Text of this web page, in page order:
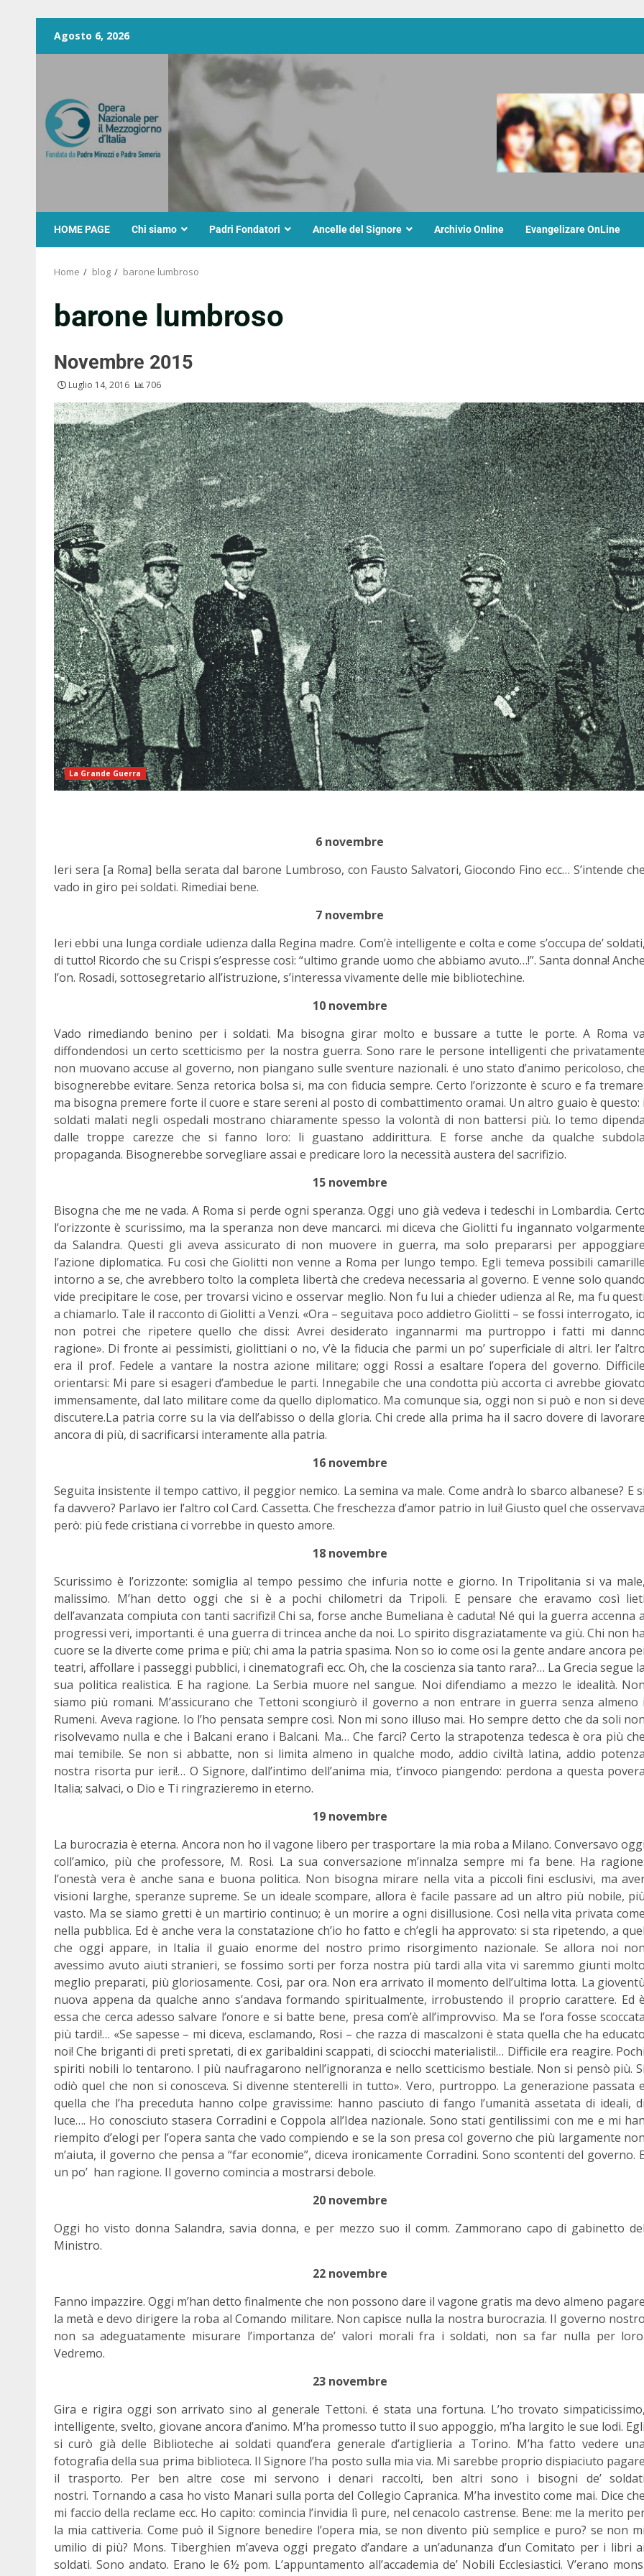
Agosto 6, 2026
HOME PAGE Chi siamo Padri Fondatori Ancelle del Signore Archivio Online Evangelizare OnLine
Home blog barone lumbroso
barone lumbroso
Novembre 2015
Luglio 14, 2016 706
La Grande Guerra
6 novembre
Ieri sera [a Roma] bella serata dal barone Lumbroso, con Fausto Salvatori, Giocondo Fino ecc… S’intende che
vado in giro pei soldati. Rimediai bene.
7 novembre
Ieri ebbi una lunga cordiale udienza dalla Regina madre. Com’è intelligente e colta e come s’occupa de’ soldati,
di tutto! Ricordo che su Crispi s’espresse così: “ultimo grande uomo che abbiamo avuto…!”. Santa donna! Anche
l’on. Rosadi, sottosegretario all’istruzione, s’interessa vivamente delle mie bibliotechine.
10 novembre
Vado rimediando benino per i soldati. Ma bisogna girar molto e bussare a tutte le porte. A Roma va
diffondendosi un certo scetticismo per la nostra guerra. Sono rare le persone intelligenti che privatamente
non muovano accuse al governo, non piangano sulle sventure nazionali. é uno stato d’animo pericoloso, che
bisognerebbe evitare. Senza retorica bolsa si, ma con fiducia sempre. Certo l’orizzonte è scuro e fa tremare:
ma bisogna premere forte il cuore e stare sereni al posto di combattimento oramai. Un altro guaio è questo: i
soldati malati negli ospedali mostrano chiaramente spesso la volontà di non battersi più. Io temo dipenda
dalle troppe carezze che si fanno loro: li guastano addirittura. E forse anche da qualche subdola
propaganda. Bisognerebbe sorvegliare assai e predicare loro la necessità austera del sacrifizio.
15 novembre
Bisogna che me ne vada. A Roma si perde ogni speranza. Oggi uno già vedeva i tedeschi in Lombardia. Certo
l’orizzonte è scurissimo, ma la speranza non deve mancarci. mi diceva che Giolitti fu ingannato volgarmente
da Salandra. Questi gli aveva assicurato di non muovere in guerra, ma solo prepararsi per appoggiare
l’azione diplomatica. Fu così che Giolitti non venne a Roma per lungo tempo. Egli temeva possibili camarille
intorno a se, che avrebbero tolto la completa libertà che credeva necessaria al governo. E venne solo quando
vide precipitare le cose, per trovarsi vicino e osservar meglio. Non fu lui a chieder udienza al Re, ma fu questi
a chiamarlo. Tale il racconto di Giolitti a Venzi. «Ora – seguitava poco addietro Giolitti – se fossi interrogato, io
non potrei che ripetere quello che dissi: Avrei desiderato ingannarmi ma purtroppo i fatti mi danno
ragione». Di fronte ai pessimisti, giolittiani o no, v’è la fiducia che parmi un po’ superficiale di altri. Ier l’altro
era il prof. Fedele a vantare la nostra azione militare; oggi Rossi a esaltare l’opera del governo. Difficile
orientarsi: Mi pare si esageri d’ambedue le parti. Innegabile che una condotta più accorta ci avrebbe giovato
immensamente, dal lato militare come da quello diplomatico. Ma comunque sia, oggi non si può e non si deve
discutere.La patria corre su la via dell’abisso o della gloria. Chi crede alla prima ha il sacro dovere di lavorare
ancora di più, di sacrificarsi interamente alla patria.
16 novembre
Seguita insistente il tempo cattivo, il peggior nemico. La semina va male. Come andrà lo sbarco albanese? E si
fa davvero? Parlavo ier l’altro col Card. Cassetta. Che freschezza d’amor patrio in lui! Giusto quel che osservava
però: più fede cristiana ci vorrebbe in questo amore.
18 novembre
Scurissimo è l’orizzonte: somiglia al tempo pessimo che infuria notte e giorno. In Tripolitania si va male,
malissimo. M’han detto oggi che si è a pochi chilometri da Tripoli. E pensare che eravamo così lieti
dell’avanzata compiuta con tanti sacrifizi! Chi sa, forse anche Bumeliana è caduta! Né qui la guerra accenna a
progressi veri, importanti. é una guerra di trincea anche da noi. Lo spirito disgraziatamente va giù. Chi non ha
cuore se la diverte come prima e più; chi ama la patria spasima. Non so io come osi la gente andare ancora pei
teatri, affollare i passeggi pubblici, i cinematografi ecc. Oh, che la coscienza sia tanto rara?… La Grecia segue la
sua politica realistica. E ha ragione. La Serbia muore nel sangue. Noi difendiamo a mezzo le idealità. Non
siamo più romani. M’assicurano che Tettoni scongiurò il governo a non entrare in guerra senza almeno i
Rumeni. Aveva ragione. Io l’ho pensata sempre così. Non mi sono illuso mai. Ho sempre detto che da soli non
risolvevamo nulla e che i Balcani erano i Balcani. Ma… Che farci? Certo la strapotenza tedesca è ora più che
mai temibile. Se non si abbatte, non si limita almeno in qualche modo, addio civiltà latina, addio potenza
nostra risorta pur ieri!… O Signore, dall’intimo dell’anima mia, t’invoco piangendo: perdona a questa povera
Italia; salvaci, o Dio e Ti ringrazieremo in eterno.
19 novembre
La burocrazia è eterna. Ancora non ho il vagone libero per trasportare la mia roba a Milano. Conversavo oggi
coll’amico, più che professore, M. Rosi. La sua conversazione m’innalza sempre mi fa bene. Ha ragione:
l’onestà vera è anche sana e buona politica. Non bisogna mirare nella vita a piccoli fini esclusivi, ma
visioni larghe, speranze supreme. Se un ideale scompare, allora è facile passare ad un altro più nobile, più
vasto. Ma se siamo gretti è un martirio continuo; è un morire a ogni disillusione. Così nella vita privata come
nella pubblica. Ed è anche vera la constatazione ch’io ho fatto e ch’egli ha approvato: si sta ripetendo, a quel
che oggi appare, in Italia il guaio enorme del nostro primo risorgimento nazionale. Se allora noi non
avessimo avuto aiuti stranieri, se fossimo sorti per forza nostra più tardi alla vita vi saremmo giunti molto
meglio preparati, più gloriosamente. Cosi, par ora. Non era arrivato il momento dell’ultima lotta. La gioventù
nuova appena da qualche anno s’andava formando spiritualmente, irrobustendo il proprio carattere. Ed è
essa che cerca adesso salvare l’onore e si batte bene, presa com’è all’improvviso. Ma se l’ora fosse scoccata
più tardi!… «Se sapesse – mi diceva, esclamando, Rosi – che razza di mascalzoni è stata quella che ha educato
noi! Che briganti di preti spretati, di ex garibaldini scappati, di sciocchi materialisti!… Difficile era reagire. Pochi
spiriti nobili lo tentarono. I più naufragarono nell’ignoranza e nello scetticismo bestiale. Non si pensò più. Si
odiò quel che non si conosceva. Si divenne stenterelli in tutto». Vero, purtroppo. La generazione passata e
quella che l’ha preceduta hanno colpe gravissime: hanno pasciuto di fango l’umanità assetata di ideali, di
luce…. Ho conosciuto stasera Corradini e Coppola all’Idea nazionale. Sono stati gentilissimi con me e mi han
riempito d’elogi per l’opera santa che vado compiendo e se la son presa col governo che più largamente non
m’aiuta, il governo che pensa a “far economie”, diceva ironicamente Corradini. Sono scontenti del governo. E
un po’ han ragione. Il governo comincia a mostrarsi debole.
20 novembre
Oggi ho visto donna Salandra, savia donna, e per mezzo suo il comm. Zammorano capo di gabinetto del
Ministro.
22 novembre
Fanno impazzire. Oggi m’han detto finalmente che non possono dare il vagone gratis ma devo almeno pagare
la metà e devo dirigere la roba al Comando militare. Non capisce nulla la nostra burocrazia. Il governo nostro
non sa adeguatamente misurare l’importanza de’ valori morali fra i soldati, non sa far nulla per loro.
Vedremo.
23 novembre
Gira e rigira oggi son arrivato sino al generale Tettoni. é stata una fortuna. L’ho trovato simpaticissimo,
intelligente, svelto, giovane ancora d’animo. M’ha promesso tutto il suo appoggio, m’ha largito le sue lodi. Egli
si curò già delle Biblioteche ai soldati quand’era generale d’artiglieria a Torino. M’ha fatto vedere una
fotografia della sua prima biblioteca. Il Signore l’ha posto sulla mia via. Mi sarebbe proprio dispiaciuto pagare
il trasporto. Per ben altre cose mi servono i denari raccolti, ben altri sono i bisogni de’ soldati
nostri. Tornando a casa ho visto Manari sulla porta del Collegio Capranica. M’ha investito come mai. Dice che
mi faccio della reclame ecc. Ho capito: comincia l’invidia lì pure, nel cenacolo castrense. Bene: me la merito
la mia cattiveria. Come può il Signore benedire l’opera mia, se non divento più semplice e puro? se non mi
umilio di più? Mons. Tiberghien m’aveva oggi pregato d’andare a un’adunanza d’un Comitato per i libri ai
soldati. Sono andato. Erano le 6½ pom. L’appuntamento all’accademia de’ Nobili Ecclesiastici. V’erano mons.